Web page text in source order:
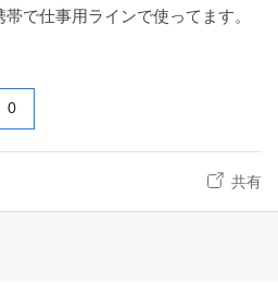
で仕事用ラインで使ってます。
0
共有